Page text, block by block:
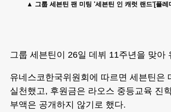
그룹 세븐틴 팬 미팅 '세븐틴 인 캐럿 랜드'[플
그룹 세븐틴이 26일 데뷔 11주년을 맞아
유네스코한국위원회에 따르면 세븐틴은
실천했고, 후원금은 라오스 중등교육 진
부액은 공개하지 않기로 했다.